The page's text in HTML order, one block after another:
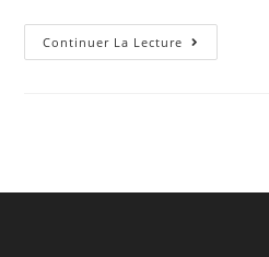
Continuer La Lecture Le
Premier